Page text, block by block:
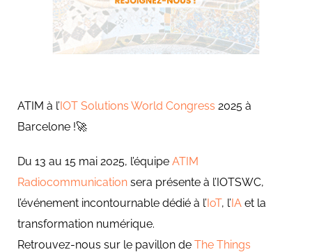
ATIM à l’IOT Solutions World Congress 2025 à
Barcelone !🚀
Du 13 au 15 mai 2025, l’équipe ATIM
Radiocommunication sera présente à l’IOTSWC,
l’événement incontournable dédié à l’IoT, l’IA et la
transformation numérique.
Retrouvez-nous sur le pavillon de The Things